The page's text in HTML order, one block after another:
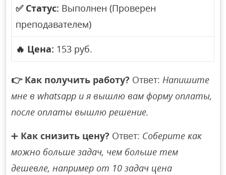
✅ Статус: Выполнен (Проверен
преподавателем)
🔥 Цена: 153 руб.
👉 Как получить работу? Ответ:Напишите
мне в whatsapp и я вышлю вам форму оплаты,
после оплаты вышлю решение.
➕ Как снизить цену? Ответ: Соберите как
можно больше задач, чем больше тем
дешевле, например от 10 задач цена